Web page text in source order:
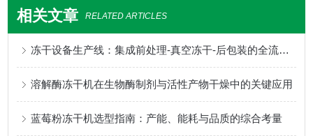
相关文章 RELATED ARTICLES
冻干设备生产线：集成前处理-真空冻干-后包装的全流程方案
溶解酶冻干机在生物酶制剂与活性产物干燥中的关键应用
蓝莓粉冻干机选型指南：产能、能耗与品质的综合考量